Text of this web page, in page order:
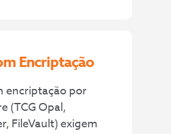
Encriptação
encriptação por
(TCG Opal,
FileVault) exigem